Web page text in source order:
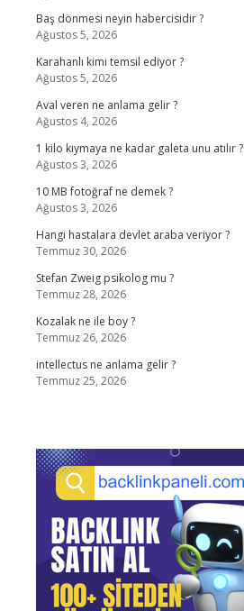
Baş dönmesi neyin habercisidir ?
Ağustos 5, 2026
Karahanlı kimi temsil ediyor ?
Ağustos 5, 2026
Aval veren ne anlama gelir ?
Ağustos 4, 2026
1 kilo kıymaya ne kadar galeta unu atılır ?
Ağustos 3, 2026
10 MB fotoğraf ne demek ?
Ağustos 3, 2026
Hangi hastalara devlet araba veriyor ?
Temmuz 30, 2026
Stefan Zweig psikolog mu ?
Temmuz 28, 2026
Kozalak ne ile boy ?
Temmuz 26, 2026
intellectus ne anlama gelir ?
Temmuz 25, 2026